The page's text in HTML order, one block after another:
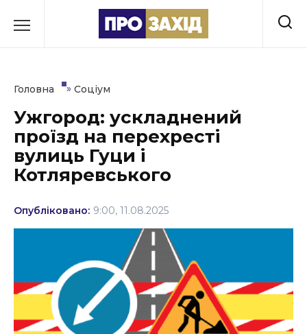
до
Культура
Освіта
Політика
Спорт
Стиль життя
Головна » Соціум
Ужгород: ускладнений
проїзд на перехресті
вулиць Гуци і
Котляревського
Опубліковано: 9:00, 11.08.2025